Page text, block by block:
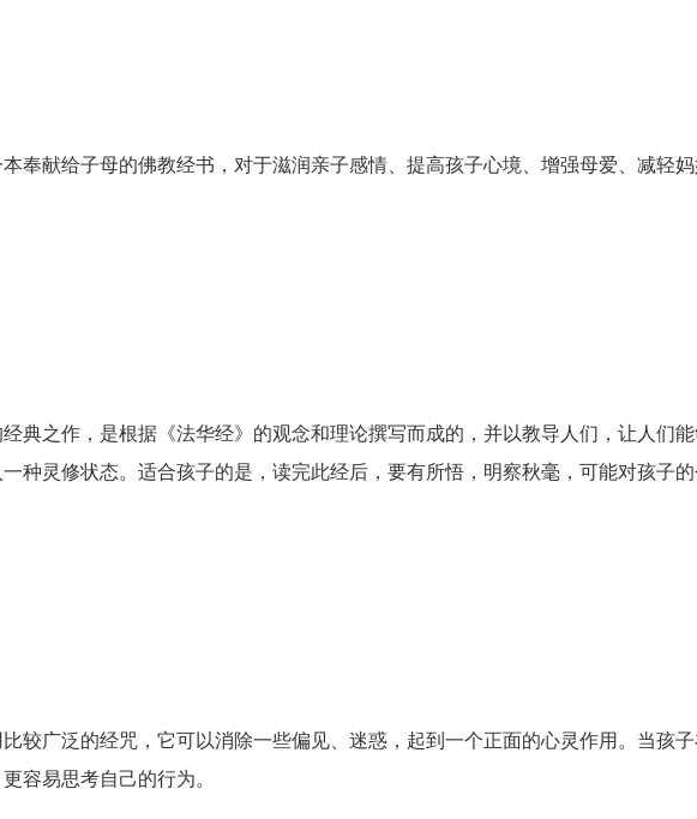
本奉献给子母的佛教经书，对于滋润亲子感情、提高孩子心境、增强母爱、减轻
经典之作，是根据《法华经》的观念和理论撰写而成的，并以教导人们，让人们
种灵修状态。适合孩子的是，读完此经后，要有所悟，明察秋毫，可能对孩子
比较广泛的经咒，它可以消除一些偏见、迷惑，起到一个正面的心灵作用。当孩
容易思考自己的行为。